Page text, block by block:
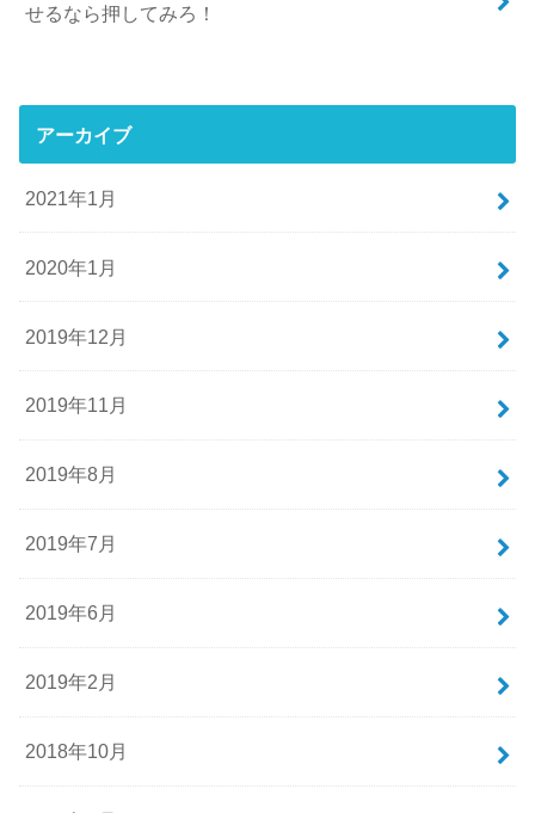
せるなら押してみろ！
アーカイブ
2021年1月
2020年1月
2019年12月
2019年11月
2019年8月
2019年7月
2019年6月
2019年2月
2018年10月